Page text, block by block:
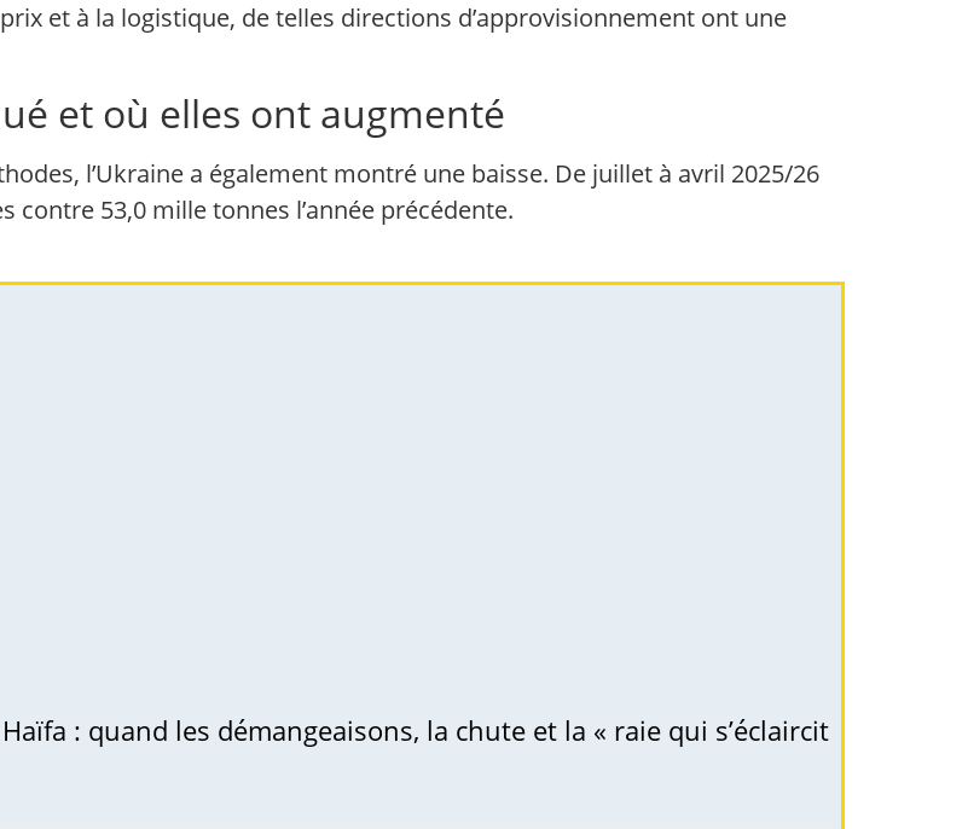
et à la logistique, de telles directions d’approvisionnement ont une
et où elles ont augmenté
l’Ukraine a également montré une baisse. De juillet à avril 2025/26
53,0 mille tonnes l’année précédente.
: quand les démangeaisons, la chute et la « raie qui s’éclaircit